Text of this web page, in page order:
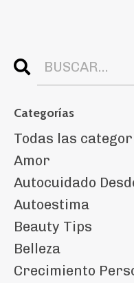
Categorías
Todas las
Amor
Autocuidado
Autoestima
Beauty Tips
Belleza
Crecimiento